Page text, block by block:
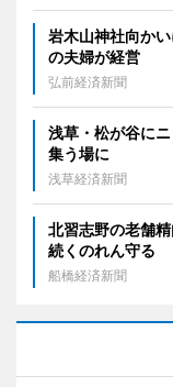
岩木山神社向か
の夫婦が経営
弘前経済新聞
浅草・松が谷に
集う場に
浅草経済新聞
北習志野の老舗
続くのれん守る
船橋経済新聞